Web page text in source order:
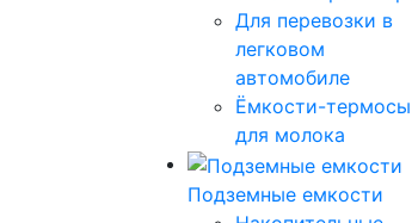
Для перевозки в
легковом
автомобиле
Ёмкости-термосы
для молока
Подземные емкости